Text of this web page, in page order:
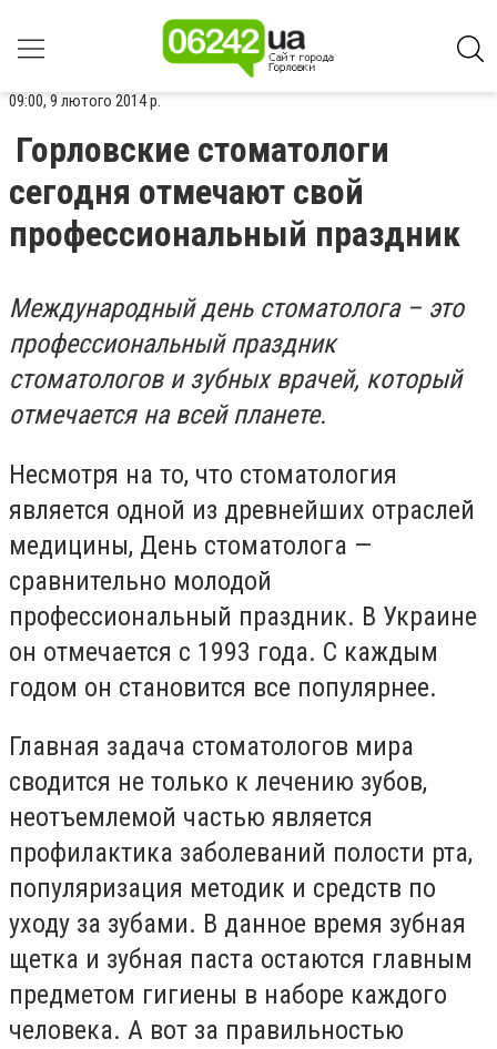
09:00, 9 лютого 2014 р.
Горловские стоматологи
сегодня отмечают свой
профессиональный праздник
Международный день стоматолога – это
профессиональный праздник
стоматологов и зубных врачей, который
отмечается на всей планете.
Несмотря на то, что стоматология
является одной из древнейших отраслей
медицины, День стоматолога —
сравнительно молодой
профессиональный праздник. В Украине
он отмечается с 1993 года. С каждым
годом он становится все популярнее.
Главная задача стоматологов мира
сводится не только к лечению зубов,
неотъемлемой частью является
профилактика заболеваний полости рта,
популяризация методик и средств по
уходу за зубами. В данное время зубная
щетка и зубная паста остаются главным
предметом гигиены в наборе каждого
человека. А вот за правильностью